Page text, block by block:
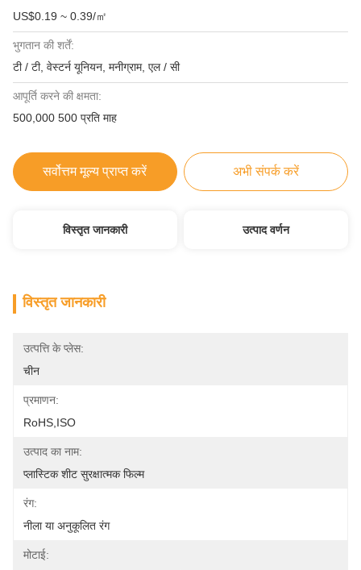
US$0.19 ~ 0.39/㎡
भुगतान की शर्तें:
टी / टी, वेस्टर्न यूनियन, मनीग्राम, एल / सी
आपूर्ति करने की क्षमता:
500,000 500 प्रति माह
सर्वोत्तम मूल्य प्राप्त करें अभी संपर्क करें
विस्तृत जानकारी उत्पाद वर्णन
विस्तृत जानकारी
उत्पत्ति के प्लेस:
चीन
प्रमाणन:
RoHS,ISO
उत्पाद का नाम:
प्लास्टिक शीट सुरक्षात्मक फिल्म
रंग:
नीला या अनुकूलित रंग
मोटाई: